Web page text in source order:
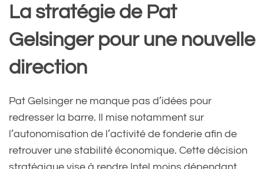
La stratégie de Pat
Gelsinger pour une nouvelle
direction
Pat Gelsinger ne manque pas d’idées pour
redresser la barre. Il mise notamment sur
l’autonomisation de l’activité de fonderie afin de
retrouver une stabilité économique. Cette décision